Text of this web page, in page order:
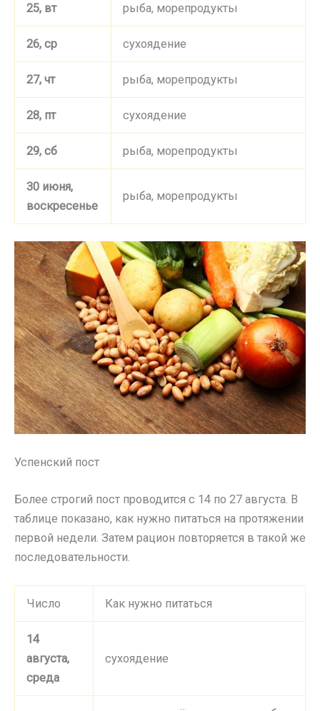
25, вт рыба, морепродукты
26, ср сухоядение
27, чт рыба, морепродукты
28, пт сухоядение
29, сб рыба, морепродукты
30 июня,
воскресенье
рыба, морепродукты
Успенский пост
Более строгий пост проводится с 14 по 27 августа. В
таблице показано, как нужно питаться на протяжении
первой недели. Затем рацион повторяется в такой же
последовательности.
Число Как нужно питаться
14
августа,
среда
сухоядение